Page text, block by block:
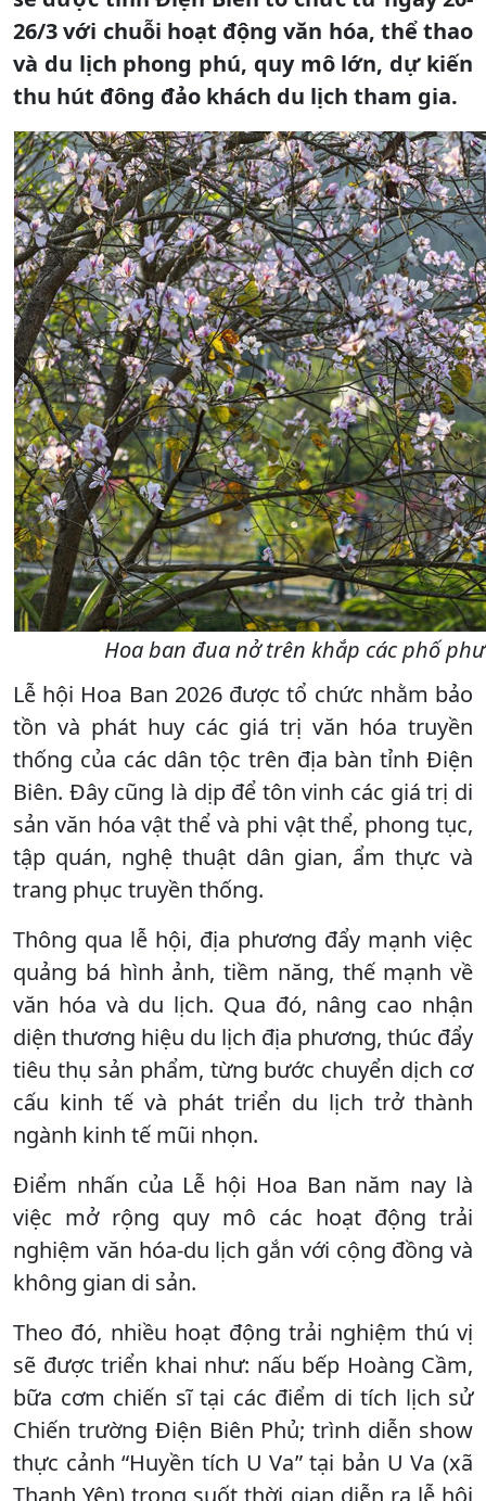
26/3 với chuỗi hoạt động văn hóa, thể thao
và du lịch phong phú, quy mô lớn, dự kiến
thu hút đông đảo khách du lịch tham gia.
Hoa ban đua nở trên khắp các phố
Lễ hội Hoa Ban 2026 được tổ chức nhằm bảo
tồn và phát huy các giá trị văn hóa truyền
thống của các dân tộc trên địa bàn tỉnh Điện
Biên. Đây cũng là dịp để tôn vinh các giá trị di
sản văn hóa vật thể và phi vật thể, phong tục,
tập quán, nghệ thuật dân gian, ẩm thực và
trang phục truyền thống.
Thông qua lễ hội, địa phương đẩy mạnh việc
quảng bá hình ảnh, tiềm năng, thế mạnh về
văn hóa và du lịch. Qua đó, nâng cao nhận
diện thương hiệu du lịch địa phương, thúc đẩy
tiêu thụ sản phẩm, từng bước chuyển dịch cơ
cấu kinh tế và phát triển du lịch trở thành
ngành kinh tế mũi nhọn.
Điểm nhấn của Lễ hội Hoa Ban năm nay là
việc mở rộng quy mô các hoạt động trải
nghiệm văn hóa-du lịch gắn với cộng đồng và
không gian di sản.
Theo đó, nhiều hoạt động trải nghiệm thú vị
sẽ được triển khai như: nấu bếp Hoàng Cầm,
bữa cơm chiến sĩ tại các điểm di tích lịch sử
Chiến trường Điện Biên Phủ; trình diễn show
thực cảnh “Huyền tích U Va” tại bản U Va (xã
Thanh Yên) trong suốt thời gian diễn ra lễ hội